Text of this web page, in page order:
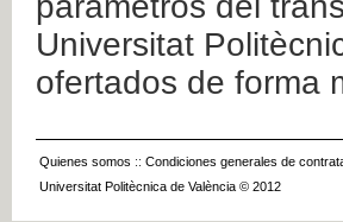
Universitat
ofertados de forma
Quienes somos :: Condiciones generales de
Universitat Politècnica de València © 2012